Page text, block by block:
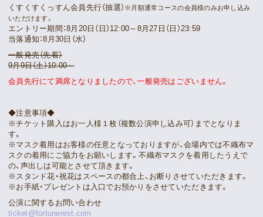
くすくすくっすん会員先行（抽選） ※月額通常コースの会員様のみお申し込み
いただけます。
エントリー期間：8月20日（日）12:00～8月27日（日）23:59
当落通知：8月30日（水）
一般発売（先着）
9月9日（土）10:00～
会員先行にて満席となりましたので、一般発売はございません。
◆注意事項◆
※チケット購入はお一人様１枚（複数公演申し込み可）までとなりま
す。
※マスク着用はお客様の任意となっておりますが、会場内では不織布マ
スクの着用にご協力をお願いします。不織布マスクを着用したうえで
の、声出しは可能とさせて頂きます。
※スタンド花・祝花はスペースの都合上、お断りさせていただきます。
※お手紙・プレゼントは入口でお預かりをさせていただきます。
公演に関するお問い合わせ
ticket@fortunerest.com